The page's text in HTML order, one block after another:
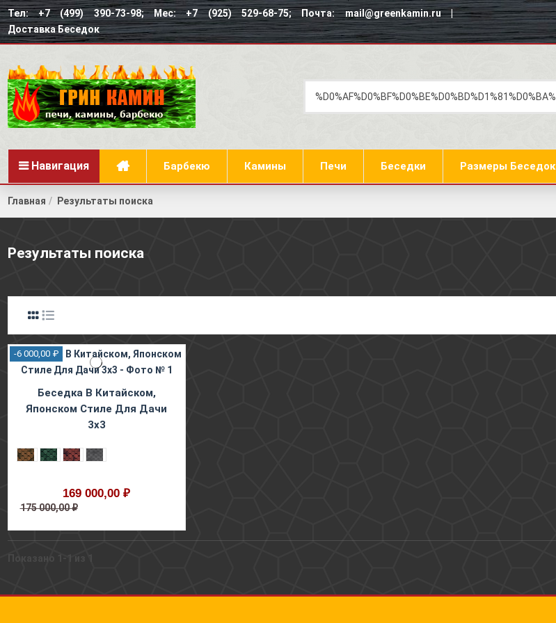
Тел: +7 (499) 390-73-98; Мес: +7 (925) 529-68-75; Почта: mail@greenkamin.ru |
Доставка Беседок
Навигация Барбекю Камины Печи Беседки Размеры Беседок
Главная Результаты поиска
Результаты поиска
-6 000,00 ₽
Беседка В Китайском,
Японском Стиле Для Дачи
3х3
169 000,00 ₽
175 000,00 ₽